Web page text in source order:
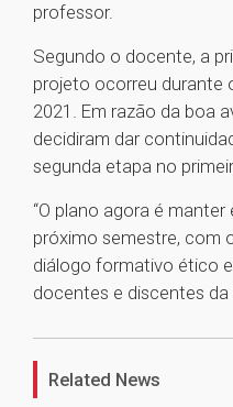
professor.
Segundo o docente, a
projeto ocorreu durante
2021. Em razão da boa
decidiram dar
segunda etapa no
“O plano agora é
próximo semestre, com
diálogo formativo ético
docentes e discentes da
Related News